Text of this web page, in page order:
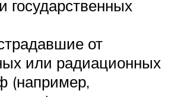
государственных
от
или радиационных
(например,